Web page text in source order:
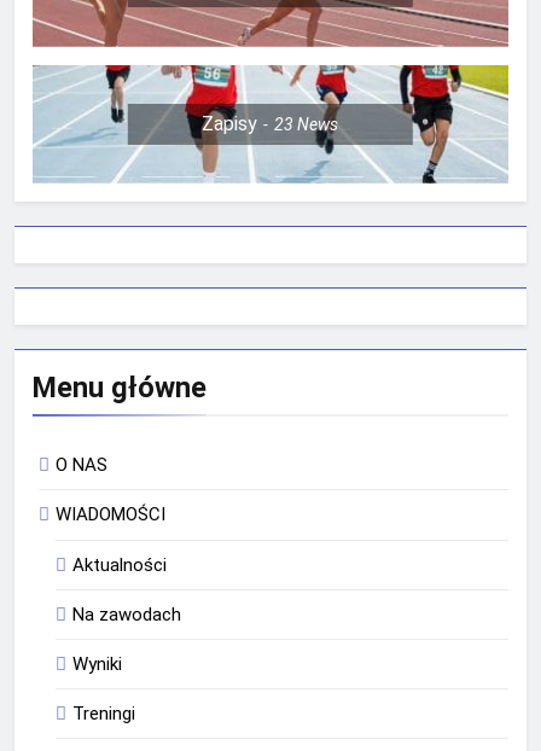
Zapisy 23News
Menu główne
O NAS
WIADOMOŚCI
Aktualności
Na zawodach
Wyniki
Treningi